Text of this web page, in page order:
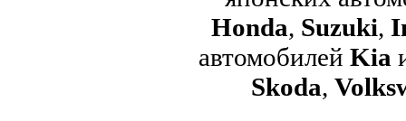
Honda, Suzuki,
автомобилей Kia
Skoda,